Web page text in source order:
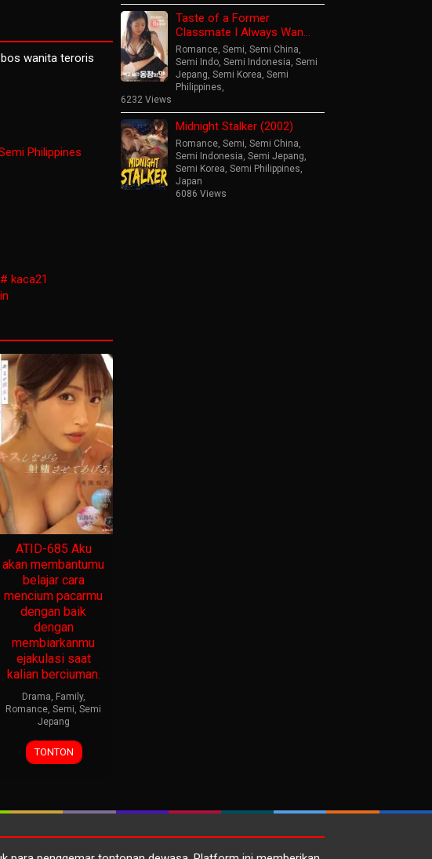
wanita teroris
Philippines
kaca21
ATID-685 Aku
akan membantumu
belajar cara
mencium pacarmu
dengan baik
dengan
membiarkanmu
ejakulasi saat
kalian berciuman.
Drama, Family,
Romance, Semi, Semi
Jepang
TONTON
Taste of a Former
Classmate I Always Wan…
Romance Semi Semi China
Semi Indo Semi Indonesia Semi
Jepang Semi Korea Semi
Philippines
6232 Views
Midnight Stalker (2002)
Romance Semi Semi China
Semi Indonesia Semi Jepang
Semi Korea Semi Philippines
Japan
6086 Views